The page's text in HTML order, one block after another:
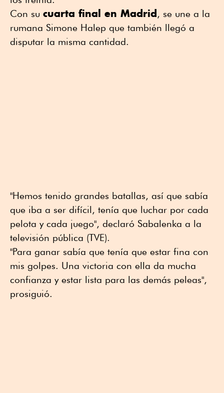
Con su cuarta final en Madrid, se une a la
rumana Simone Halep que también llegó a
disputar la misma cantidad.
"Hemos tenido grandes batallas, así que sabía
que iba a ser difícil, tenía que luchar por cada
pelota y cada juego", declaró Sabalenka a la
televisión pública (TVE).
"Para ganar sabía que tenía que estar fina con
mis golpes. Una victoria con ella da mucha
confianza y estar lista para las demás peleas",
prosiguió.